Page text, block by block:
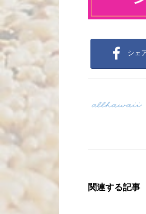
シェ
関連する記事